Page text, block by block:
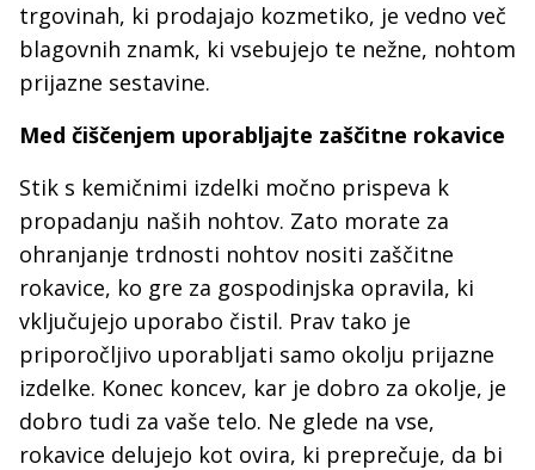
trgovinah, ki prodajajo kozmetiko, je vedno več
blagovnih znamk, ki vsebujejo te nežne, nohtom
prijazne sestavine.
Med čiščenjem uporabljajte zaščitne rokavice
Stik s kemičnimi izdelki močno prispeva k
propadanju naših nohtov. Zato morate za
ohranjanje trdnosti nohtov nositi zaščitne
rokavice, ko gre za gospodinjska opravila, ki
vključujejo uporabo čistil. Prav tako je
priporočljivo uporabljati samo okolju prijazne
izdelke. Konec koncev, kar je dobro za okolje, je
dobro tudi za vaše telo. Ne glede na vse,
rokavice delujejo kot ovira, ki preprečuje, da bi